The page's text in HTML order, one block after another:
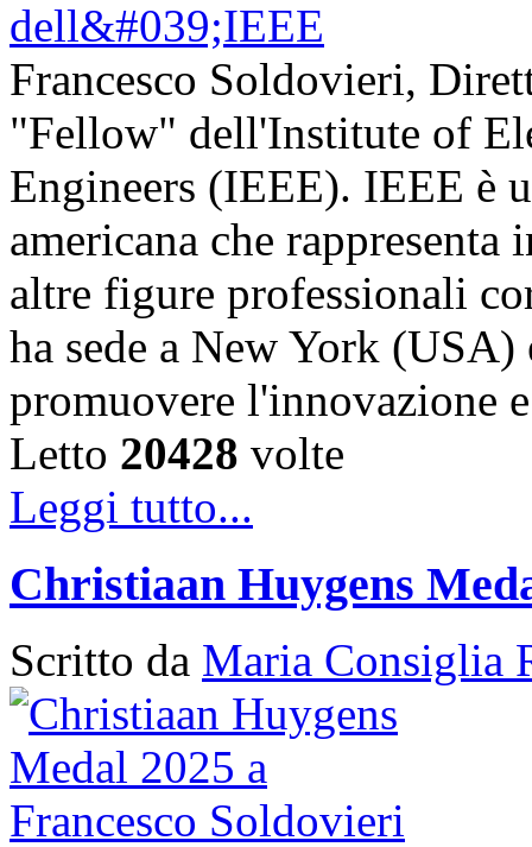
Francesco Soldovieri,
"Fellow" dell'Institute of
Engineers (IEEE). IEEE è
americana che
altre figure professionali
ha sede a New York
promuovere l'innovazione
Letto 20428 volte
Leggi tutto...
Christiaan Huygens
Scritto da Maria Consiglia